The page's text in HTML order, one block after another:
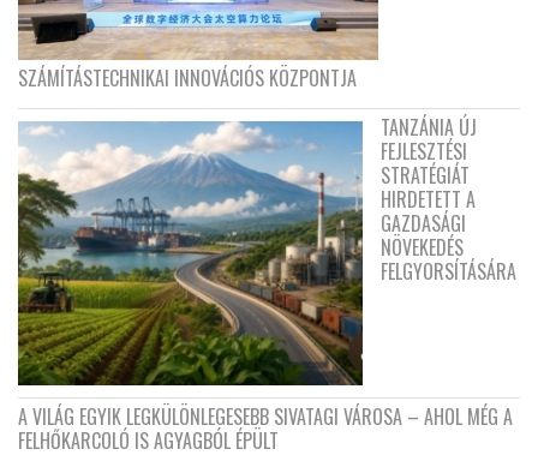
SZÁMÍTÁSTECHNIKAI INNOVÁCIÓS KÖZPONTJA
TANZÁNIA ÚJ
FEJLESZTÉSI
STRATÉGIÁT
HIRDETETT A
GAZDASÁGI
NÖVEKEDÉS
FELGYORSÍTÁSÁRA
A VILÁG EGYIK LEGKÜLÖNLEGESEBB SIVATAGI VÁROSA – AHOL MÉG A
FELHŐKARCOLÓ IS AGYAGBÓL ÉPÜLT